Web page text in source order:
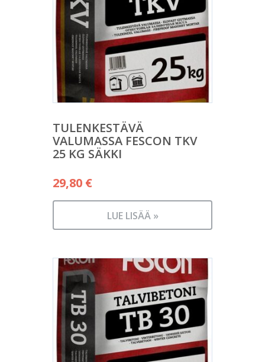
TULENKESTÄVÄ
VALUMASSA FESCON TKV
25 KG SÄKKI
29,80 €
LUE LISÄÄ »